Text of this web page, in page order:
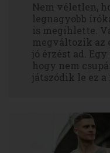
Nem véletlen,
legnagyobb
is megihlette.
megváltozik az
jó érzést ad.
hogy nem
játszódik le ez